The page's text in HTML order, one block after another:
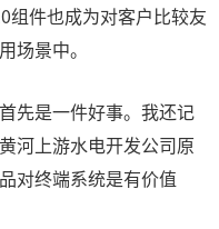
组件也成为对客户比较友
场景中。
先是一件好事。我还记
河上游水电开发公司原
对终端系统是有价值